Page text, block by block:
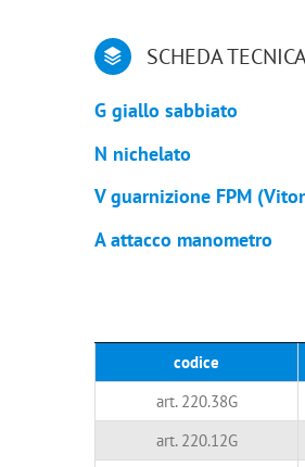
SCHEDA
G giallo sabbiato
N nichelato
V guarnizione FPM
A attacco manometro
codice
art. 220.38G
art. 220.12G